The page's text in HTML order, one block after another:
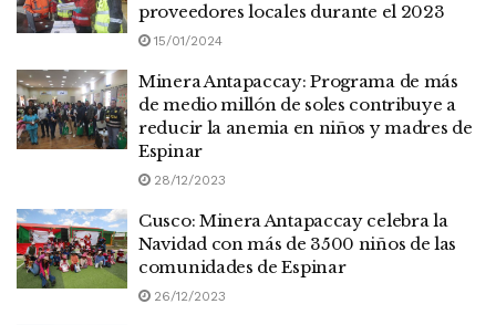
proveedores locales durante el 2023
15/01/2024
Minera Antapaccay: Programa de más
de medio millón de soles contribuye a
reducir la anemia en niños y madres de
Espinar
28/12/2023
Cusco: Minera Antapaccay celebra la
Navidad con más de 3500 niños de las
comunidades de Espinar
26/12/2023